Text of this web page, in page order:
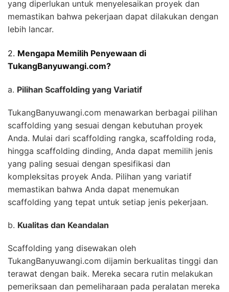
yang diperlukan untuk menyelesaikan proyek dan
memastikan bahwa pekerjaan dapat dilakukan dengan
lebih lancar.
2. Mengapa Memilih Penyewaan di
TukangBanyuwangi.com?
a. Pilihan Scaffolding yang Variatif
TukangBanyuwangi.com menawarkan berbagai pilihan
scaffolding yang sesuai dengan kebutuhan proyek
Anda. Mulai dari scaffolding rangka, scaffolding roda,
hingga scaffolding dinding, Anda dapat memilih jenis
yang paling sesuai dengan spesifikasi dan
kompleksitas proyek Anda. Pilihan yang variatif
memastikan bahwa Anda dapat menemukan
scaffolding yang tepat untuk setiap jenis pekerjaan.
b. Kualitas dan Keandalan
Scaffolding yang disewakan oleh
TukangBanyuwangi.com dijamin berkualitas tinggi dan
terawat dengan baik. Mereka secara rutin melakukan
pemeriksaan dan pemeliharaan pada peralatan mereka